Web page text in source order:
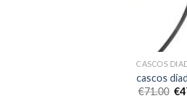
CASCOS
cascos
€71.00 €